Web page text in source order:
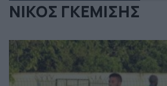
ΝΙΚΟΣ ΓΚΕΜΙΣΗΣ